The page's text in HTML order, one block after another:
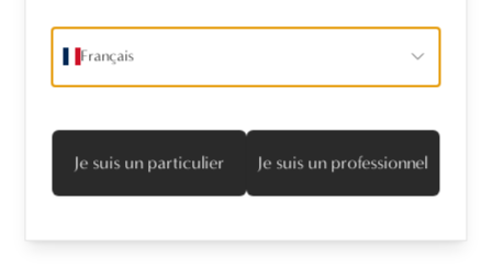
Adresse mail*
S’abonner
Français
Je suis un particulier Je suis un professionnel